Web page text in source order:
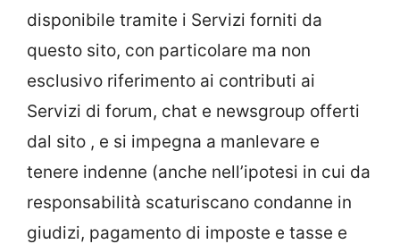
disponibile tramite i Servizi forniti da
questo sito, con particolare ma non
esclusivo riferimento ai contributi ai
Servizi di forum, chat e newsgroup offerti
dal sito , e si impegna a manlevare e
tenere indenne (anche nell’ipotesi in cui da
responsabilità scaturiscano condanne in
giudizi, pagamento di imposte e tasse e